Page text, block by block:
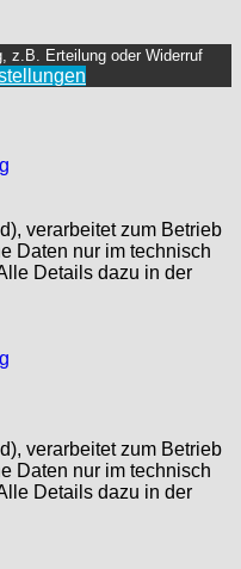
z.B. Erteilung oder Widerruf
verarbeitet zum Betrieb
Daten nur im technisch
Details dazu in der
verarbeitet zum Betrieb
Daten nur im technisch
Details dazu in der